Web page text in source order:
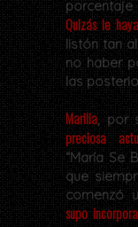
Quizás le
listón tan
no haber
las
Marilia, por
preciosa
“María Se
que
comenzó
supo